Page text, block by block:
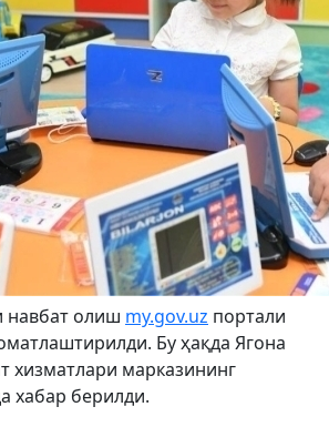
навбат олиш my.gov.uz портали
Бу ҳақда Ягона
хизматлари марказининг
хабар берилди.